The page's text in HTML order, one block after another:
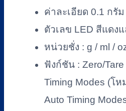
(ขายส่ง
3
เครื่อง)
ชิ้น
ค่าละเอียด 0.1 กรัม
ตัวเลข LED สีแดง
หน่วยชั่ง : g / ml /
ฟังก์ชัน : Zero/
Timing Modes (โ
Auto Timing